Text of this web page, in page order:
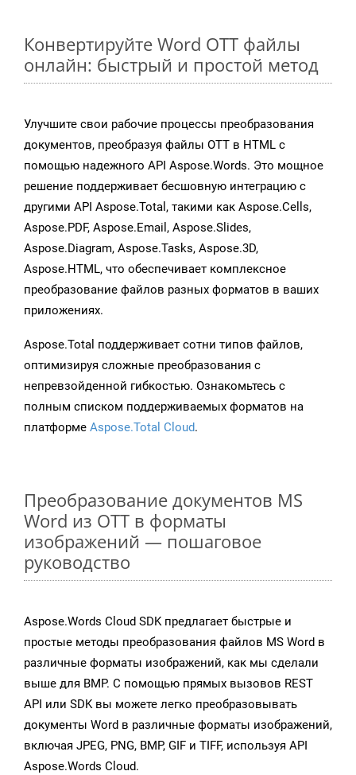
Конвертируйте Word OTT файлы
онлайн: быстрый и простой метод
Улучшите свои рабочие процессы преобразования
документов, преобразуя файлы OTT в HTML с
помощью надежного API Aspose.Words. Это мощное
решение поддерживает бесшовную интеграцию с
другими API Aspose.Total, такими как Aspose.Cells,
Aspose.PDF, Aspose.Email, Aspose.Slides,
Aspose.Diagram, Aspose.Tasks, Aspose.3D,
Aspose.HTML, что обеспечивает комплексное
преобразование файлов разных форматов в ваших
приложениях.
Aspose.Total поддерживает сотни типов файлов,
оптимизируя сложные преобразования с
непревзойденной гибкостью. Ознакомьтесь с
полным списком поддерживаемых форматов на
платформе Aspose.Total Cloud.
Преобразование документов MS
Word из OTT в форматы
изображений — пошаговое
руководство
Aspose.Words Cloud SDK предлагает быстрые и
простые методы преобразования файлов MS Word в
различные форматы изображений, как мы сделали
выше для BMP. С помощью прямых вызовов REST
API или SDK вы можете легко преобразовывать
документы Word в различные форматы изображений,
включая JPEG, PNG, BMP, GIF и TIFF, используя API
Aspose.Words Cloud.